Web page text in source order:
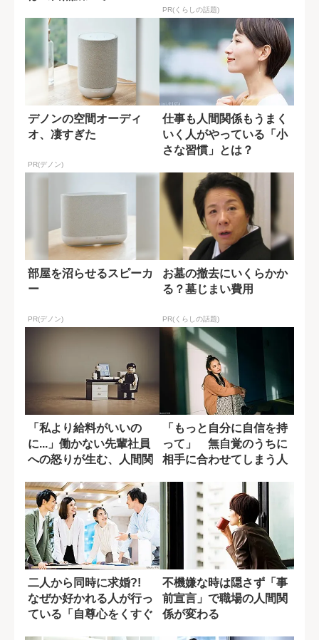
PR(くらしの話題)
デノンの空間オーディ
オ、凄すぎた
PR(デノン)
仕事も人間関係もうまく
いく人がやっている「小
さな習慣」とは？
部屋を沼らせるスピーカ
ー
PR(デノン)
お墓の撤去にいくらかか
る？墓じまい費用
PR(くらしの話題)
「私より給料がいいの
に...」働かない先輩社員
への怒りが生む、人間関
「もっと自分に自信を持
って」 無自覚のうちに
相手に合わせてしまう人
二人から同時に求婚?!
なぜか好かれる人が行っ
ている「自尊心をくすぐ
不機嫌な時は隠さず「事
前宣言」で職場の人間関
係が変わる